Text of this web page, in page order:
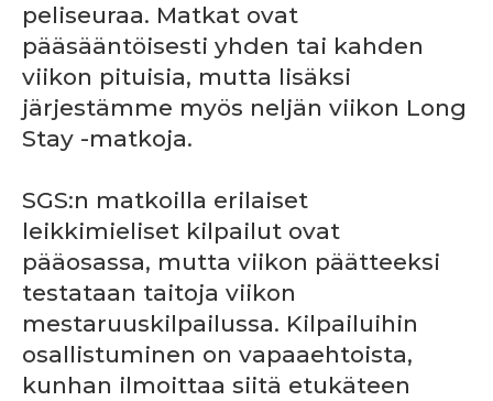
peliseuraa. Matkat ovat
pääsääntöisesti yhden tai kahden
viikon pituisia, mutta lisäksi
järjestämme myös neljän viikon Long
Stay -matkoja.
SGS:n matkoilla erilaiset
leikkimieliset kilpailut ovat
pääosassa, mutta viikon päätteeksi
testataan taitoja viikon
mestaruuskilpailussa. Kilpailuihin
osallistuminen on vapaaehtoista,
kunhan ilmoittaa siitä etukäteen